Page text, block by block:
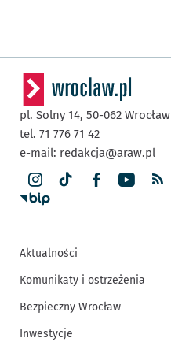
pl. Solny 14, 50-062 Wrocław
tel. 71 776 71 42
e-mail: redakcja@araw.pl
Aktualności
Komunikaty i ostrzeżenia
Bezpieczny Wrocław
Inwestycje